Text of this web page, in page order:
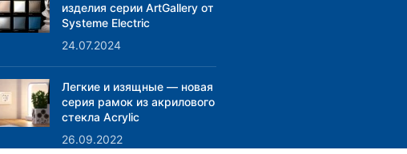
изделия серии ArtGallery от
Systeme Electric
24.07.2024
Легкие и изящные — новая
серия рамок из акрилового
стекла Acrylic
26.09.2022